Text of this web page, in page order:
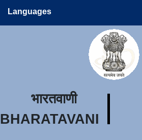
Languages
भारतवाणी
BHARATAVANI